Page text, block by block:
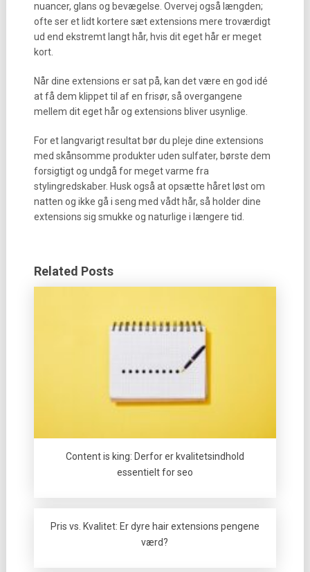
nuancer, glans og bevægelse. Overvej også længden;
ofte ser et lidt kortere sæt extensions mere troværdigt
ud end ekstremt langt hår, hvis dit eget hår er meget
kort.
Når dine extensions er sat på, kan det være en god idé
at få dem klippet til af en frisør, så overgangene
mellem dit eget hår og extensions bliver usynlige.
For et langvarigt resultat bør du pleje dine extensions
med skånsomme produkter uden sulfater, børste dem
forsigtigt og undgå for meget varme fra
stylingredskaber. Husk også at opsætte håret løst om
natten og ikke gå i seng med vådt hår, så holder dine
extensions sig smukke og naturlige i længere tid.
Related Posts
Content is king: Derfor er kvalitetsindhold
essentielt for seo
Pris vs. Kvalitet: Er dyre hair extensions pengene
værd?